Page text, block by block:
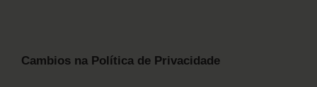
Cambios na Política de Privacidade